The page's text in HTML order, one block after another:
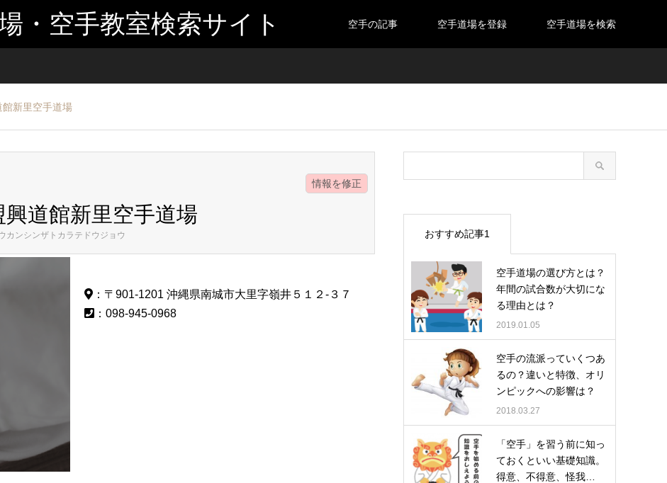
・空手教室検索サイト 空手の記事 空手道場を登録 空手道場を検索
新里空手道場
情報を修正
道館新里空手道場
カンシンザトカラテドウジョウ
：〒901-1201 沖縄県南城市大里字嶺井５１２-３７
：098-945-0968
おすすめ記事1
空手道場の選び方とは？
年間の試合数が大切にな
る理由とは？
2019.01.05
空手の流派っていくつあ
るの？違いと特徴、オリ
ンピックへの影響は？
2018.03.27
「空手」を習う前に知っ
ておくといい基礎知識。
得意、不得意、怪我…